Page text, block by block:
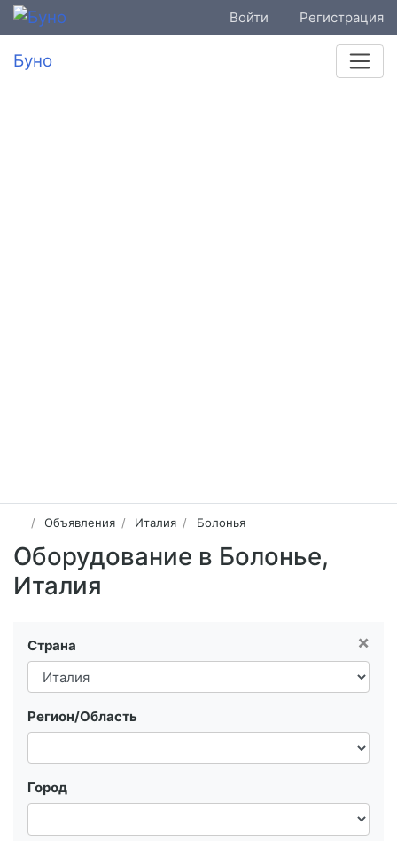
Войти Регистрация
Буно
Объявления Италия Болонья
Оборудование в Болонье,
Италия
×
Страна
Регион/Область
Город